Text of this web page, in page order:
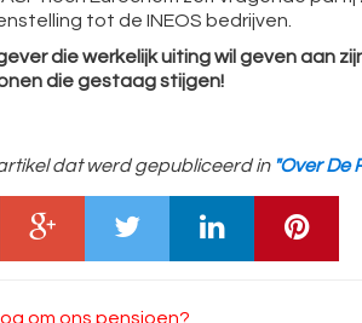
tot de INEOS bedrijven.
die werkelijk uiting wil geven aan
die gestaag stijgen!
dat werd gepubliceerd in "Over De
om ons pensioen?